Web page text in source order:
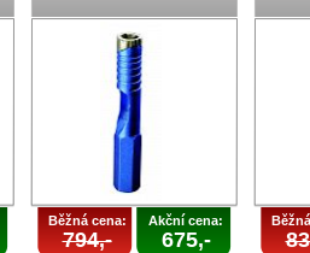
Běžná cena:
794,-
Akční cena:
675,-